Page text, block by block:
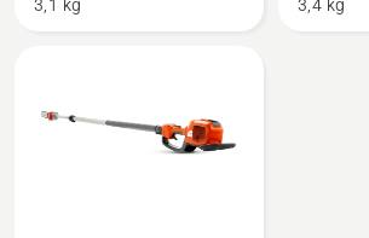
3,1 kg 3,4 kg